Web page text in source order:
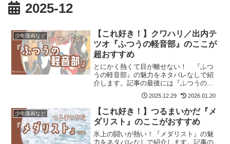
2025-12
少年漫画など
【これ好き！】クワハリ／出内テ
ツオ『ふつうの軽音部』のここが
超おすすめ
とにかく熱くて目が離せない！ 『ふつ
うの軽音部』の魅力をネタバレなしで紹
介します。記事の最後には『ふつうの軽
音部』が気に入った方におすすめの作品
も紹介しています。2025.12.29 2026.01.20
少年漫画など
【これ好き！】つるまいかだ『メ
ダリスト』のここがおすすめ
氷上の闘いが熱い！『メダリスト』の魅
力をネタバレなしで紹介します。記事の